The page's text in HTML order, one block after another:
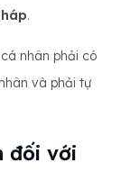
.
nhân phải có
và phải tự
đối với